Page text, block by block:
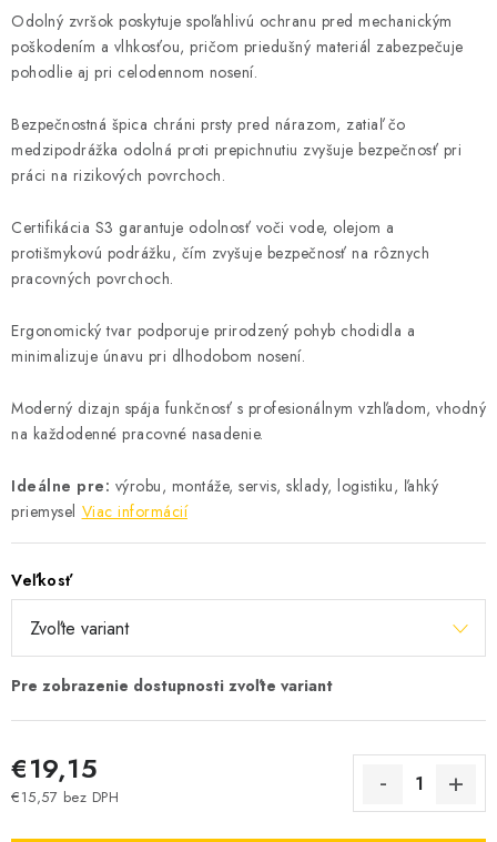
Odolný zvršok poskytuje spoľahlivú ochranu pred mechanickým
poškodením a vlhkosťou, pričom priedušný materiál zabezpečuje
pohodlie aj pri celodennom nosení.
Bezpečnostná špica chráni prsty pred nárazom, zatiaľ čo
medzipodrážka odolná proti prepichnutiu zvyšuje bezpečnosť pri
práci na rizikových povrchoch.
Certifikácia S3 garantuje odolnosť voči vode, olejom a
protišmykovú podrážku, čím zvyšuje bezpečnosť na rôznych
pracovných povrchoch.
Ergonomický tvar podporuje prirodzený pohyb chodidla a
minimalizuje únavu pri dlhodobom nosení.
Moderný dizajn spája funkčnosť s profesionálnym vzhľadom, vhodný
na každodenné pracovné nasadenie.
Ideálne pre: výrobu, montáže, servis, sklady, logistiku, ľahký
priemysel Viac informácií
Veľkosť
€19,15
€15,57 bez DPH